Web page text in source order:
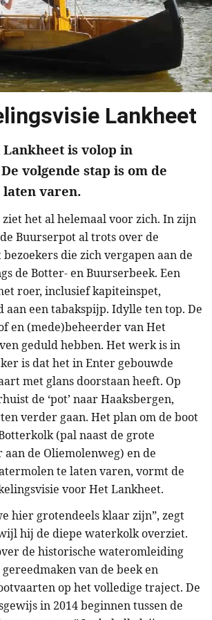
Lankheet
Lankheet is volop in
volgende stap is om de
varen.
het al helemaal voor zich. In zijn
Buurserpot al trots over de
die zich vergapen aan de
de Botter- en Buurserbeek. Een
roer, inclusief kapiteinspet,
een tabakspijp. Idylle ten top. De
en (mede)beheerder van Het
geduld hebben. Het werk is in
is dat het in Enter gebouwde
met glans doorstaan heeft. Op
de ‘pot’ naar Haaksbergen,
verder gaan. Het plan om de boot
(pal naast de grote
de Oliemolenweg) en de
te laten varen, vormt de
voor Het Lankheet.
hier grotendeels klaar zijn”, zegt
hij de diepe waterkolk overziet.
de historische wateromleiding
van de beek en
op het volledige traject. De
in 2014 beginnen tussen de